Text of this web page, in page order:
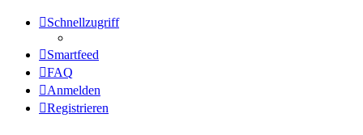
Schnellzugriff
Smartfeed
FAQ
Anmelden
Registrieren